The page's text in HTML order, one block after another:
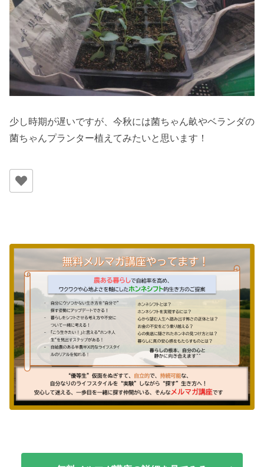
少し時期が遅いですが、今秋には菌ちゃん畝やベランダの
菌ちゃんプランター植えてみたいと思います！